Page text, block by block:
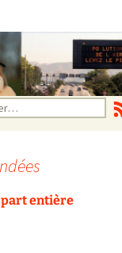
part entière